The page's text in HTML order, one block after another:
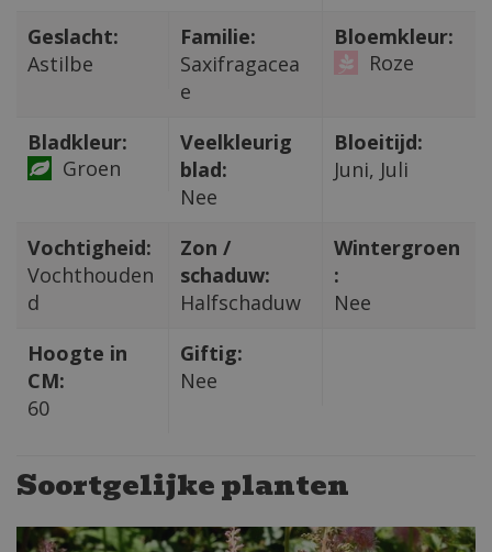
Geslacht:
Astilbe
Familie:
Saxifragacea
e
Bloemkleur:
Roze
Bladkleur:
Groen
Veelkleurig
blad:
Nee
Bloeitijd:
Juni, Juli
Vochtigheid:
Vochthouden
d
Zon /
schaduw:
Halfschaduw
Wintergroen
:
Nee
Hoogte in
CM:
60
Giftig:
Nee
Soortgelijke planten